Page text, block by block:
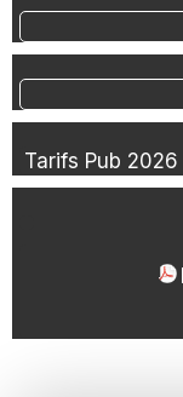
Tarifs Pub 2026